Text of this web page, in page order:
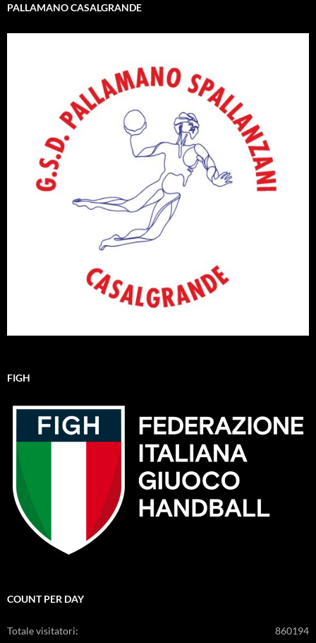
PALLAMANO CASALGRANDE
FIGH
COUNT PER DAY
860194
Totale visitatori: